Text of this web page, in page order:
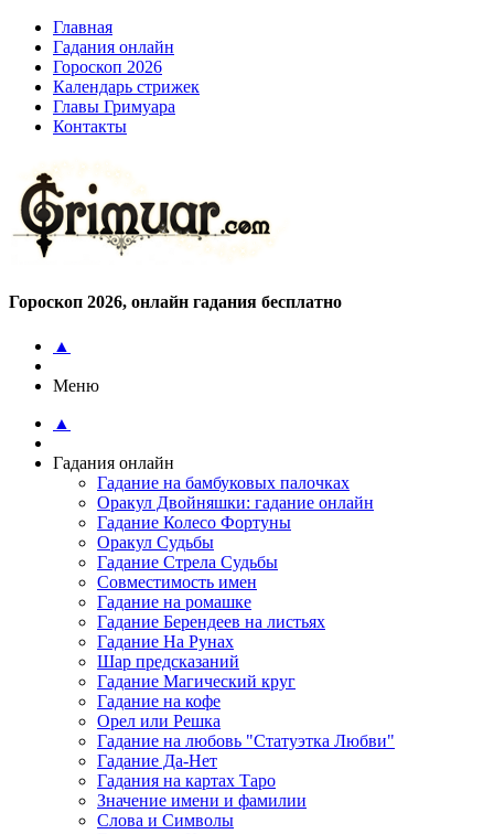
Главная
Гадания онлайн
Гороскоп 2026
Календарь стрижек
Главы Гримуара
Контакты
Гороскоп 2026, онлайн гадания бесплатно
▲
Меню
▲
Гадания онлайн
Гадание на бамбуковых палочках
Оракул Двойняшки: гадание онлайн
Гадание Колесо Фортуны
Оракул Судьбы
Гадание Стрела Судьбы
Совместимость имен
Гадание на ромашке
Гадание Берендеев на листьях
Гадание На Рунах
Шар предсказаний
Гадание Магический круг
Гадание на кофе
Орел или Решка
Гадание на любовь "Статуэтка Любви"
Гадание Да-Нет
Гадания на картах Таро
Значение имени и фамилии
Слова и Символы